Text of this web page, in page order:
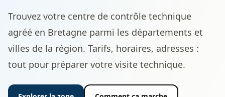
Trouvez votre centre de contrôle technique
agréé en Bretagne parmi les départements et
villes de la région. Tarifs, horaires, adresses :
tout pour préparer votre visite technique.